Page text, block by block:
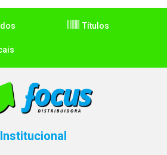
Títulos
Institucional